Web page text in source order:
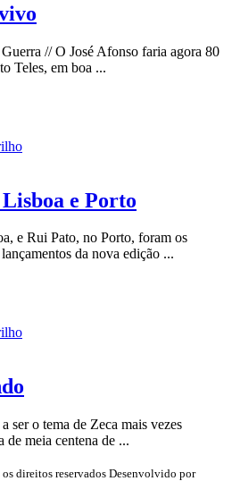
// O José Afonso faria agora 80
Teles, em boa ...
e Porto
e Rui Pato, no Porto, foram os
da nova edição ...
ser o tema de Zeca mais vezes
de meia centena de ...
os direitos reservados Desenvolvido por